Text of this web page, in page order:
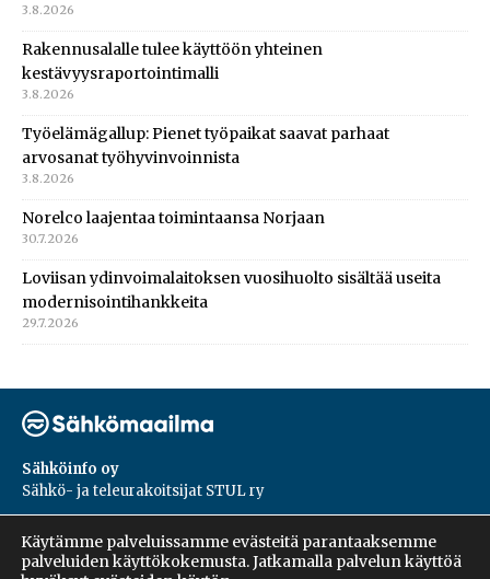
3.8.2026
Rakennusalalle tulee käyttöön yhteinen
kestävyysraportointimalli
3.8.2026
Työelämägallup: Pienet työpaikat saavat parhaat
arvosanat työhyvinvoinnista
3.8.2026
Norelco laajentaa toimintaansa Norjaan
30.7.2026
Loviisan ydinvoimalaitoksen vuosihuolto sisältää useita
modernisointihankkeita
29.7.2026
Sähköinfo oy
Sähkö- ja teleurakoitsijat STUL ry
PL 55, 02601, Espoo
Harakantie 18 B
Käytämme palveluissamme evästeitä parantaaksemme
palveluiden käyttökokemusta. Jatkamalla palvelun käyttöä